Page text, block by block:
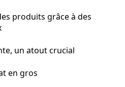
produits grâce à des
un atout crucial
en gros